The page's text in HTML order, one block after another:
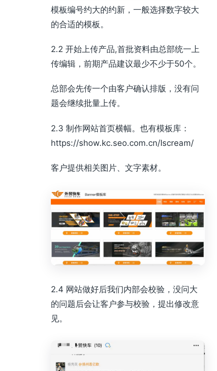
模板编号约大的约新，一般选择数字较大
的合适的模板。
2.2 开始上传产品,首批资料由总部统一上
传编辑，前期产品建议最少不少于50个。
总部会先传一个由客户确认排版，没有问
题会继续批量上传。
2.3 制作网站首页横幅。也有模板库：
https://show.kc.seo.com.cn/Iscream/
客户提供相关图片、文字素材。
2.4 网站做好后我们内部会校验，没问大
的问题后会让客户参与校验，提出修改意
见。